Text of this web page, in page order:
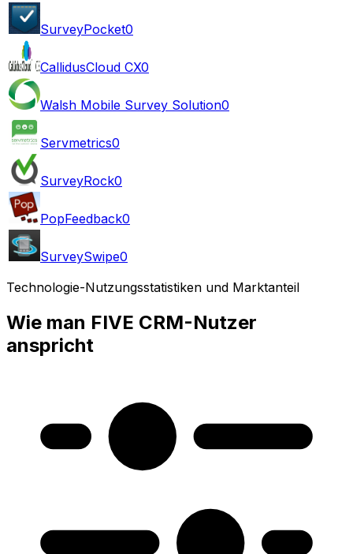
SurveyPocket0
CallidusCloud CX0
Walsh Mobile Survey Solution0
Servmetrics0
SurveyRock0
PopFeedback0
SurveySwipe0
Technologie-Nutzungsstatistiken und Marktanteil
Wie man FIVE CRM-Nutzer
anspricht